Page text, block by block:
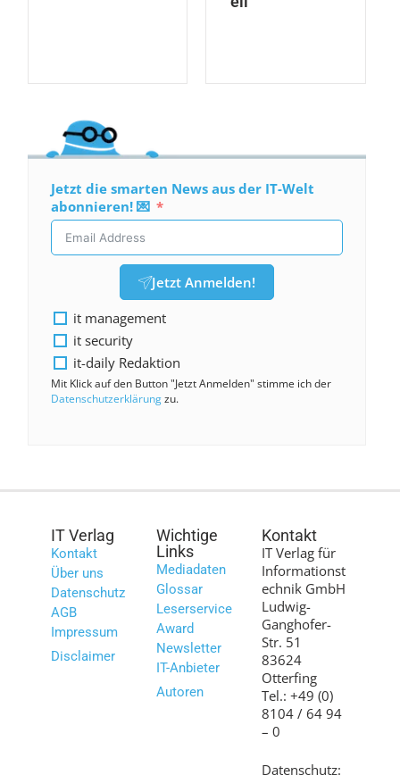
Jetzt die smarten News aus der IT-Welt
abonnieren! 💌
Jetzt Anmelden!
it management
it security
it-daily Redaktion
Mit Klick auf den Button "Jetzt Anmelden" stimme ich der
Datenschutzerklärungzu.
IT Verlag
Kontakt
Über uns
Datenschutz
AGB
Impressum
Disclaimer
Wichtige
Links
Mediadaten
Glossar
Leserservice
Award
Newsletter
IT-Anbieter
Autoren
Kontakt
IT Verlag für
Informationst
echnik GmbH
Ludwig-
Ganghofer-
Str. 51
83624
Otterfing
Tel.: +49 (0)
8104 / 64 94
– 0
Datenschutz: